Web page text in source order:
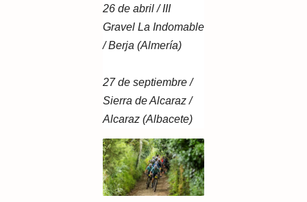
26 de abril / III
Gravel La Indomable
/ Berja (Almería)
27 de septiembre /
Sierra de Alcaraz /
Alcaraz (Albacete)